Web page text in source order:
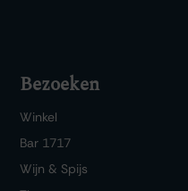
Bezoeken
Winkel
Bar 1717
Wijn & Spijs